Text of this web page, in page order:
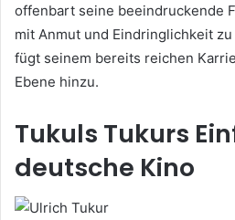
offenbart seine beeindruckende
mit Anmut und Eindringlichkeit
fügt seinem bereits reichen
Ebene hinzu.
Tukuls Tukurs
deutsche Kino